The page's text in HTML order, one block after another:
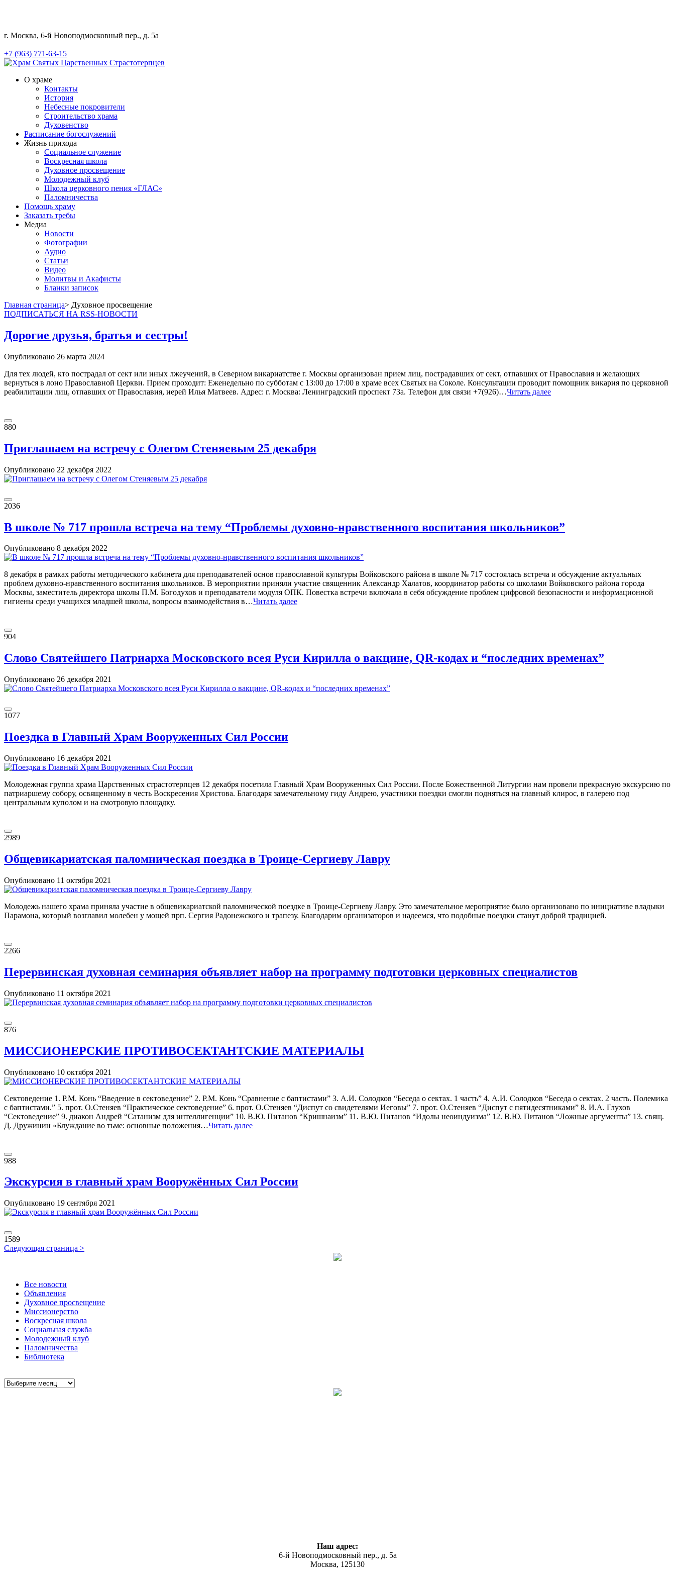
г. Москва, 6-й Новоподмосковный пер., д. 5а
+7 (963) 771-63-15
О храме
Контакты
История
Небесные покровители
Строительство храма
Духовенство
Расписание богослужений
Жизнь прихода
Социальное служение
Воскресная школа
Духовное просвещение
Молодежный клуб
Школа церковного пения «ГЛАС»
Паломничества
Помощь храму
Заказать требы
Медиа
Новости
Фотографии
Аудио
Статьи
Видео
Молитвы и Акафисты
Бланки записок
Главная страница> Духовное просвещение
ПОДПИСАТЬСЯ НА RSS-НОВОСТИ
Дорогие друзья, братья и сестры!
Опубликовано 26 марта 2024
Для тех людей, кто пострадал от сект или иных лжеучений, в Северном викариатстве г. Москвы организован прием лиц, пострадавших от сект, отпавших от Православия и желающих
вернуться в лоно Православной Церкви. Прием проходит: Еженедельно по субботам с 13:00 до 17:00 в храме всех Святых на Соколе. Консультации проводит помощник викария по церковной
реабилитации лиц, отпавших от Православия, иерей Илья Матвеев. Адрес: г. Москва: Ленинградский проспект 73а. Телефон для связи +7(926)…Читать далее
880
Приглашаем на встречу с Олегом Стеняевым 25 декабря
Опубликовано 22 декабря 2022
2036
В школе № 717 прошла встреча на тему “Проблемы духовно-нравственного воспитания школьников”
Опубликовано 8 декабря 2022
8 декабря в рамках работы методического кабинета для преподавателей основ православной культуры Войковского района в школе № 717 состоялась встреча и обсуждение актуальных
проблем духовно-нравственного воспитания школьников. В мероприятии приняли участие священник Александр Халатов, координатор работы со школами Войковского района города
Москвы, заместитель директора школы П.М. Богодухов и преподаватели модуля ОПК. Повестка встречи включала в себя обсуждение проблем цифровой безопасности и информационной
гигиены среди учащихся младшей школы, вопросы взаимодействия в…Читать далее
904
Слово Святейшего Патриарха Московского всея Руси Кирилла о вакцине, QR-кодах и “последних временах”
Опубликовано 26 декабря 2021
1077
Поездка в Главный Храм Вооруженных Сил России
Опубликовано 16 декабря 2021
Молодежная группа храма Царственных страстотерпцев 12 декабря посетила Главный Храм Вооруженных Сил России. После Божественной Литургии нам провели прекрасную экскурсию по
патриаршему собору, освященному в честь Воскресения Христова. Благодаря замечательному гиду Андрею, участники поездки смогли подняться на главный клирос, в галерею под
центральным куполом и на смотровую площадку.
2989
Общевикариатская паломническая поездка в Троице-Сергиеву Лавру
Опубликовано 11 октября 2021
Молодежь нашего храма приняла участие в общевикариатской паломнической поездке в Троице-Сергиеву Лавру. Это замечательное мероприятие было организовано по инициативе владыки
Парамона, который возглавил молебен у мощей прп. Сергия Радонежского и трапезу. Благодарим организаторов и надеемся, что подобные поездки станут доброй традицией.
2266
Перервинская духовная семинария объявляет набор на программу подготовки церковных специалистов
Опубликовано 11 октября 2021
876
МИССИОНЕРСКИЕ ПРОТИВОСЕКТАНТСКИЕ МАТЕРИАЛЫ
Опубликовано 10 октября 2021
Сектоведение 1. Р.М. Конь “Введение в сектоведение” 2. Р.М. Конь “Сравнение с баптистами” 3. А.И. Солодков “Беседа о сектах. 1 часть” 4. А.И. Солодков “Беседа о сектах. 2 часть. Полемика
с баптистами.” 5. прот. О.Стеняев “Практическое сектоведение” 6. прот. О.Стеняев “Диспут со свидетелями Иеговы” 7. прот. О.Стеняев “Диспут с пятидесятниками” 8. И.А. Глухов
“Сектоведение” 9. диакон Андрей “Сатанизм для интеллигенции” 10. В.Ю. Питанов “Кришнаизм” 11. В.Ю. Питанов “Идолы неоиндуизма” 12. В.Ю. Питанов “Ложные аргументы” 13. свящ.
Д. Дружинин «Блуждание во тьме: основные положения…Читать далее
988
Экскурсия в главный храм Вооружённых Сил России
Опубликовано 19 сентября 2021
1589
Следующая страница >
Все новости
Объявления
Духовное просвещение
Миссионерство
Воскресная школа
Социальная служба
Молодежный клуб
Паломничества
Библиотека
Наш адрес:
6-й Новоподмосковный пер., д. 5а
Москва, 125130